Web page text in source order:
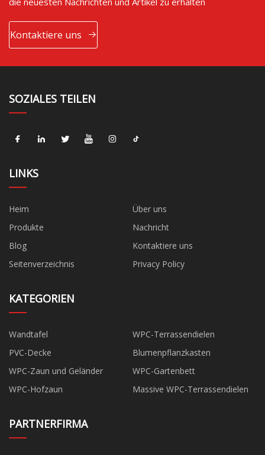
Kontaktiere uns
SOZIALES TEILEN
LINKS
Heim
Über uns
Produkte
Nachricht
Blog
Kontaktiere uns
Seitenverzeichnis
Privacy Policy
KATEGORIEN
Wandtafel
WPC-Terrassendielen
PVC-Decke
Blumenpflanzkasten
WPC-Zaun und Geländer
WPC-Gartenbett
WPC-Hofzaun
Massive WPC-Terrassendielen
PARTNERFIRMA